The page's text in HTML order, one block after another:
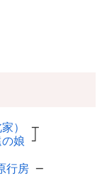
）
┬
娘 ┘
行房 ─